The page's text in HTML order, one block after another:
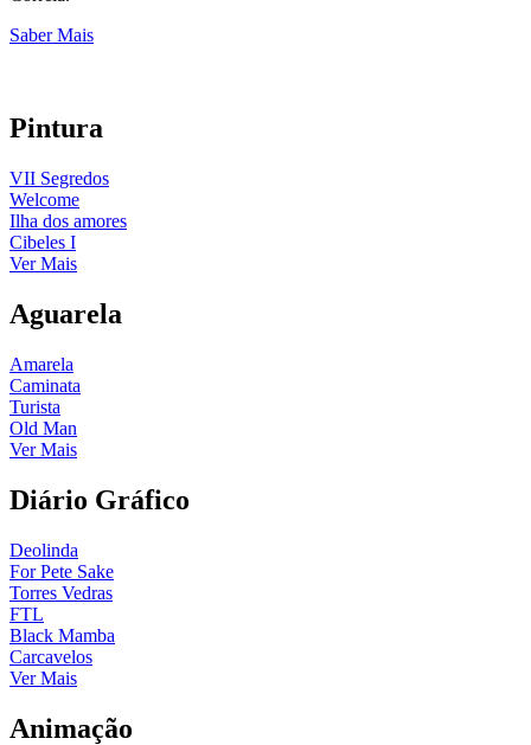
Saber Mais
Pintura
VII Segredos
Welcome
Ilha dos amores
Cibeles I
Ver Mais
Aguarela
Amarela
Caminata
Turista
Old Man
Ver Mais
Diário Gráfico
Deolinda
For Pete Sake
Torres Vedras
FTL
Black Mamba
Carcavelos
Ver Mais
Animação